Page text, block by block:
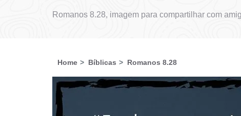
Romanos 8.28, imagem para compartilhar com
Home Bíblicas Romanos 8.28